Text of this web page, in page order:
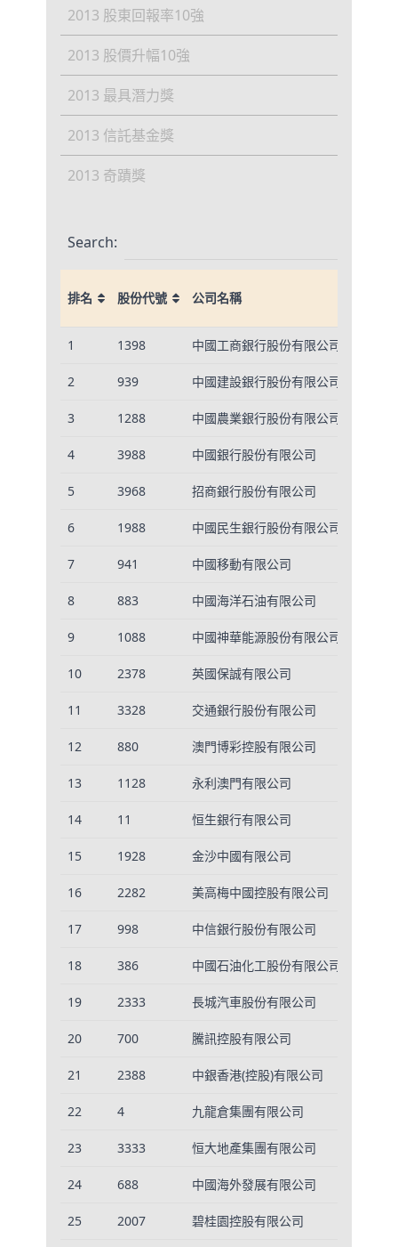
2013 股東回報率10強
2013 股價升幅10強
2013 最具潛力獎
2013 信託基金獎
2013 奇蹟獎
Search:
排名 股份代號 公司名稱
公司名稱
1 1398 中國工商銀行股份有限公司
2 939 中國建設銀行股份有限公司
3 1288 中國農業銀行股份有限公司
4 3988 中國銀行股份有限公司
5 3968 招商銀行股份有限公司
6 1988 中國民生銀行股份有限公司
7 941 中國移動有限公司
8 883 中國海洋石油有限公司
9 1088 中國神華能源股份有限公司
10 2378 英國保誠有限公司
11 3328 交通銀行股份有限公司
12 880 澳門博彩控股有限公司
13 1128 永利澳門有限公司
14 11 恒生銀行有限公司
15 1928 金沙中國有限公司
16 2282 美高梅中國控股有限公司
17 998 中信銀行股份有限公司
18 386 中國石油化工股份有限公司
19 2333 長城汽車股份有限公司
20 700 騰訊控股有限公司
21 2388 中銀香港(控股)有限公司
22 4 九龍倉集團有限公司
23 3333 恒大地產集團有限公司
24 688 中國海外發展有限公司
25 2007 碧桂園控股有限公司